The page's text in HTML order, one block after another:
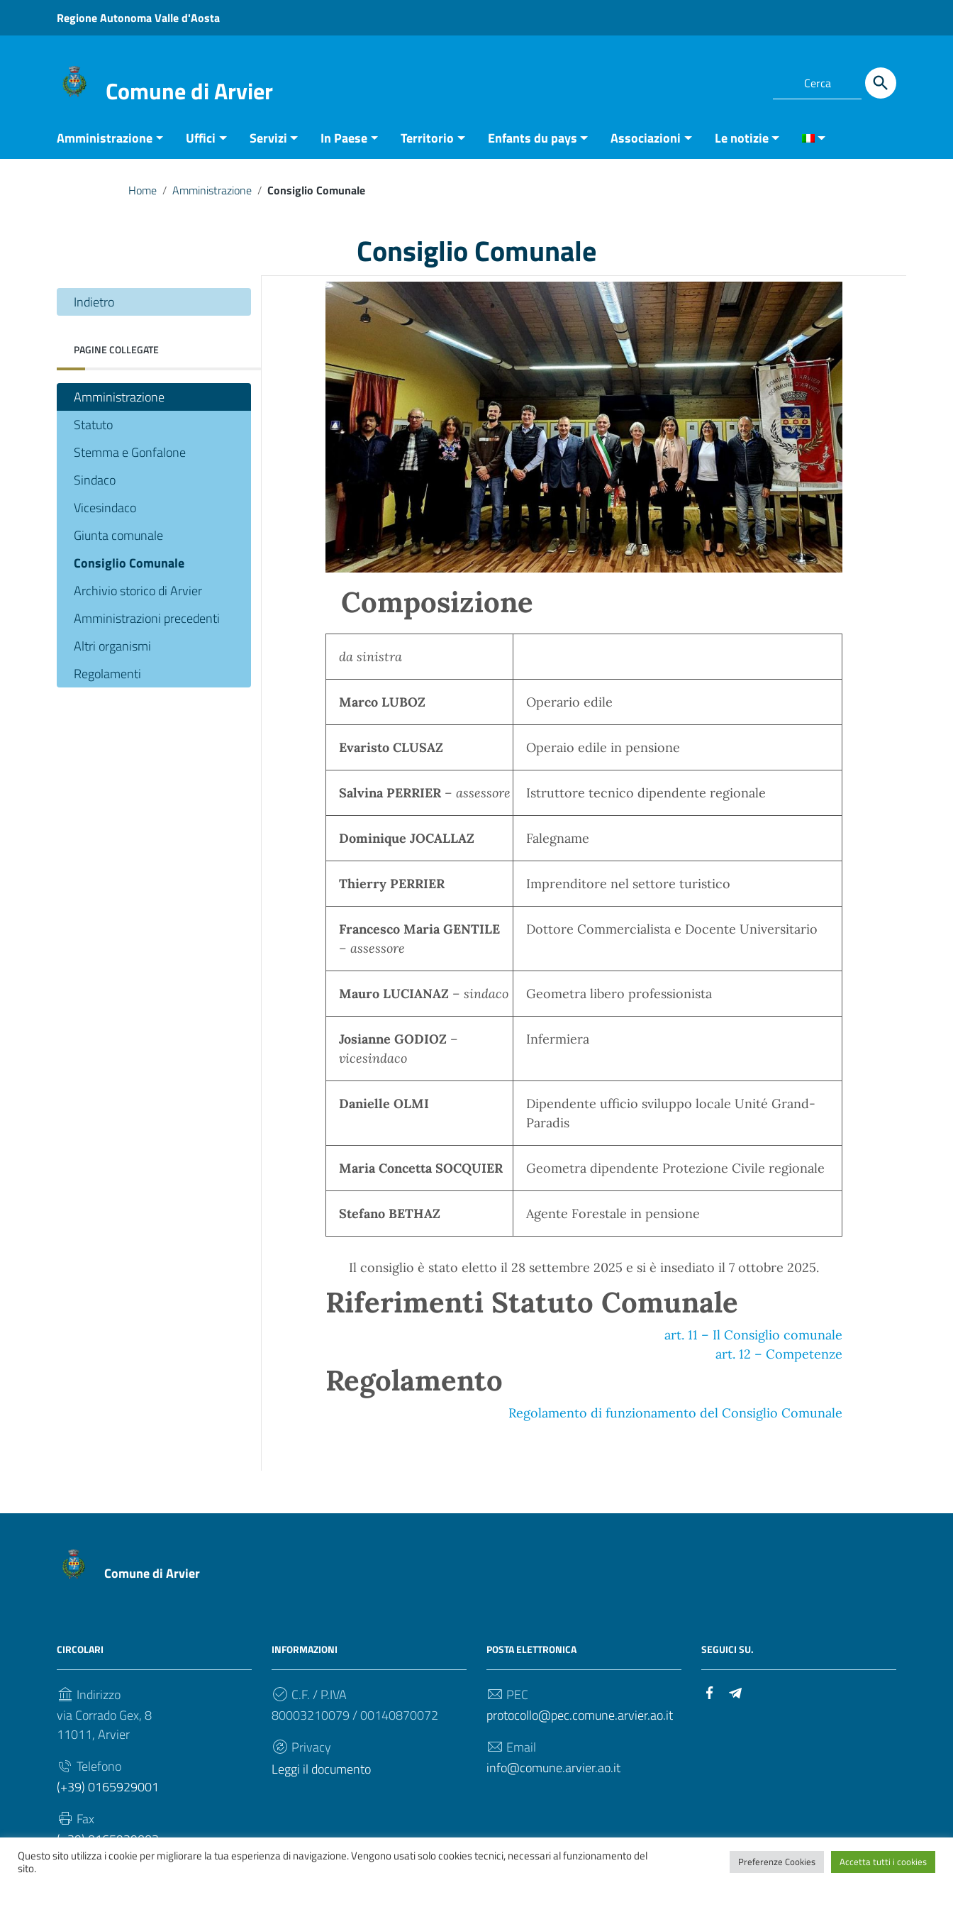
Vai ai contenuti
Vai al menu di navigazione
Regione Autonoma Valle d'Aosta
Comune di Arvier
Amministrazione Uffici Servizi In Paese Territorio Enfants du pays Associazioni Le notizie
Home / Amministrazione / Consiglio Comunale
Consiglio Comunale
Indietro
PAGINE COLLEGATE
Amministrazione
Statuto
Stemma e Gonfalone
Sindaco
Vicesindaco
Giunta comunale
Consiglio Comunale
Archivio storico di Arvier
Amministrazioni precedenti
Altri organismi
Regolamenti
Composizione
da sinistra
Marco LUBOZ Operario edile
Evaristo CLUSAZ Operaio edile in pensione
Salvina PERRIER – assessore Istruttore tecnico dipendente regionale
Dominique JOCALLAZ Falegname
Thierry PERRIER Imprenditore nel settore turistico
Francesco Maria GENTILE
– assessore
Dottore Commercialista e Docente Universitario
Mauro LUCIANAZ – sindaco Geometra libero professionista
Josianne GODIOZ –
vicesindaco
Infermiera
Danielle OLMI
Dipendente ufficio sviluppo locale Unité Grand-
Paradis
Maria Concetta SOCQUIER Geometra dipendente Protezione Civile regionale
Stefano BETHAZ Agente Forestale in pensione
Il consiglio è stato eletto il 28 settembre 2025 e si è insediato il 7 ottobre 2025.
Riferimenti Statuto Comunale
art. 11 – Il Consiglio comunale
art. 12 – Competenze
Regolamento
Regolamento di funzionamento del Consiglio Comunale
Comune di Arvier
CIRCOLARI
Indirizzo
via Corrado Gex, 8
11011, Arvier
Telefono
(+39) 0165929001
Fax
(+39) 0165929003
INFORMAZIONI
C.F. / P.IVA
80003210079 / 00140870072
Privacy
Leggi il documento
POSTA ELETTRONICA
PEC
protocollo@pec.comune.arvier.ao.it
Email
info@comune.arvier.ao.it
SEGUICI SU.
Questo sito utilizza i cookie per migliorare la tua esperienza di navigazione. Vengono usati solo cookies tecnici, necessari al funzionamento del
sito. Preferenze Cookies Accetta tutti i cookies